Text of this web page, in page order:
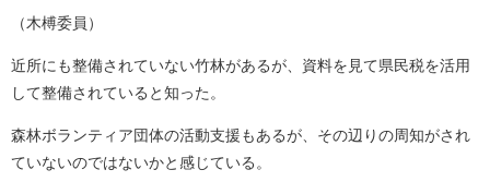
（木榑委員）
近所にも整備されていない竹林があるが、資料を見て県民税を活用
して整備されていると知った。
森林ボランティア団体の活動支援もあるが、その辺りの周知がされ
ていないのではないかと感じている。